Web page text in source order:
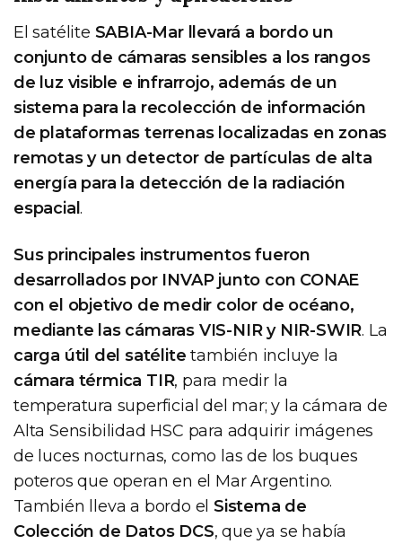
El satélite SABIA-Mar llevará a bordo un
conjunto de cámaras sensibles a los rangos
de luz visible e infrarrojo, además de un
sistema para la recolección de información
de plataformas terrenas localizadas en zonas
remotas y un detector de partículas de alta
energía para la detección de la radiación
espacial.
Sus principales instrumentos fueron
desarrollados por INVAP junto con CONAE
con el objetivo de medir color de océano,
mediante las cámaras VIS-NIR y NIR-SWIR. La
carga útil del satélite también incluye la
cámara térmica TIR, para medir la
temperatura superficial del mar; y la cámara de
Alta Sensibilidad HSC para adquirir imágenes
de luces nocturnas, como las de los buques
poteros que operan en el Mar Argentino.
También lleva a bordo elSistema de
Colección de Datos DCS, que ya se había